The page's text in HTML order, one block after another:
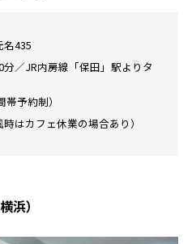
名435
／JR内房線「保田」駅よりタ
予約制）
はカフェ休業の場合あり）
浜）